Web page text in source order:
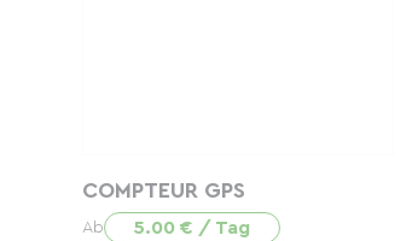
COMPTEUR GPS
Ab 5.00 € / Tag